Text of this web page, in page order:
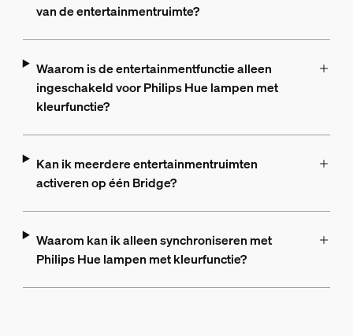
van de entertainmentruimte?
Waarom is de entertainmentfunctie alleen
ingeschakeld voor Philips Hue lampen met
kleurfunctie?
Kan ik meerdere entertainmentruimten
activeren op één Bridge?
Waarom kan ik alleen synchroniseren met
Philips Hue lampen met kleurfunctie?